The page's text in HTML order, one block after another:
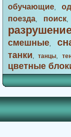
обучающие,
поезда, поиск,
смешные,
танки,танцы,
цветные